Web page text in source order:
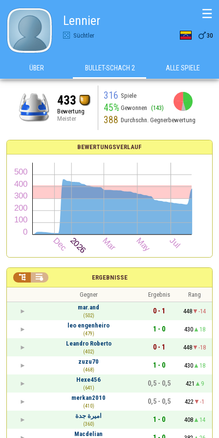
Lennier
Süchtler 30
☰
ÜBER BULLET-SCHACH 2 ALLE SPIELE
433
Bewertung
Meister
316 Spiele
45% Gewonnen (143)
388 Durchschn. Gegnerbewertung
BEWERTUNGSVERLAUF
ERGEBNISSE
 
Gegner Ergebnis
Rang
mar.and
(502)
0 - 1 448
-14
leo engenheiro
(479)
1 - 0 430
18
Leandro Roberto
(402)
0 - 1 448
-18
zuzu70
(468)
1 - 0 430
18
Hexe456
(641)
0,5 - 0,5 421
9
merkan2010
(410)
0,5 - 0,5 422
-1
اميرة جدة
(360)
1 - 0 408
14
Macdelian